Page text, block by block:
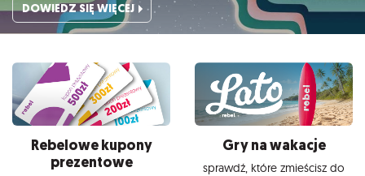
DOWIEDZ SIĘ WIĘCEJ
Rebelowe kupony
prezentowe
Gry na wakacje
sprawdź, które zmieścisz do